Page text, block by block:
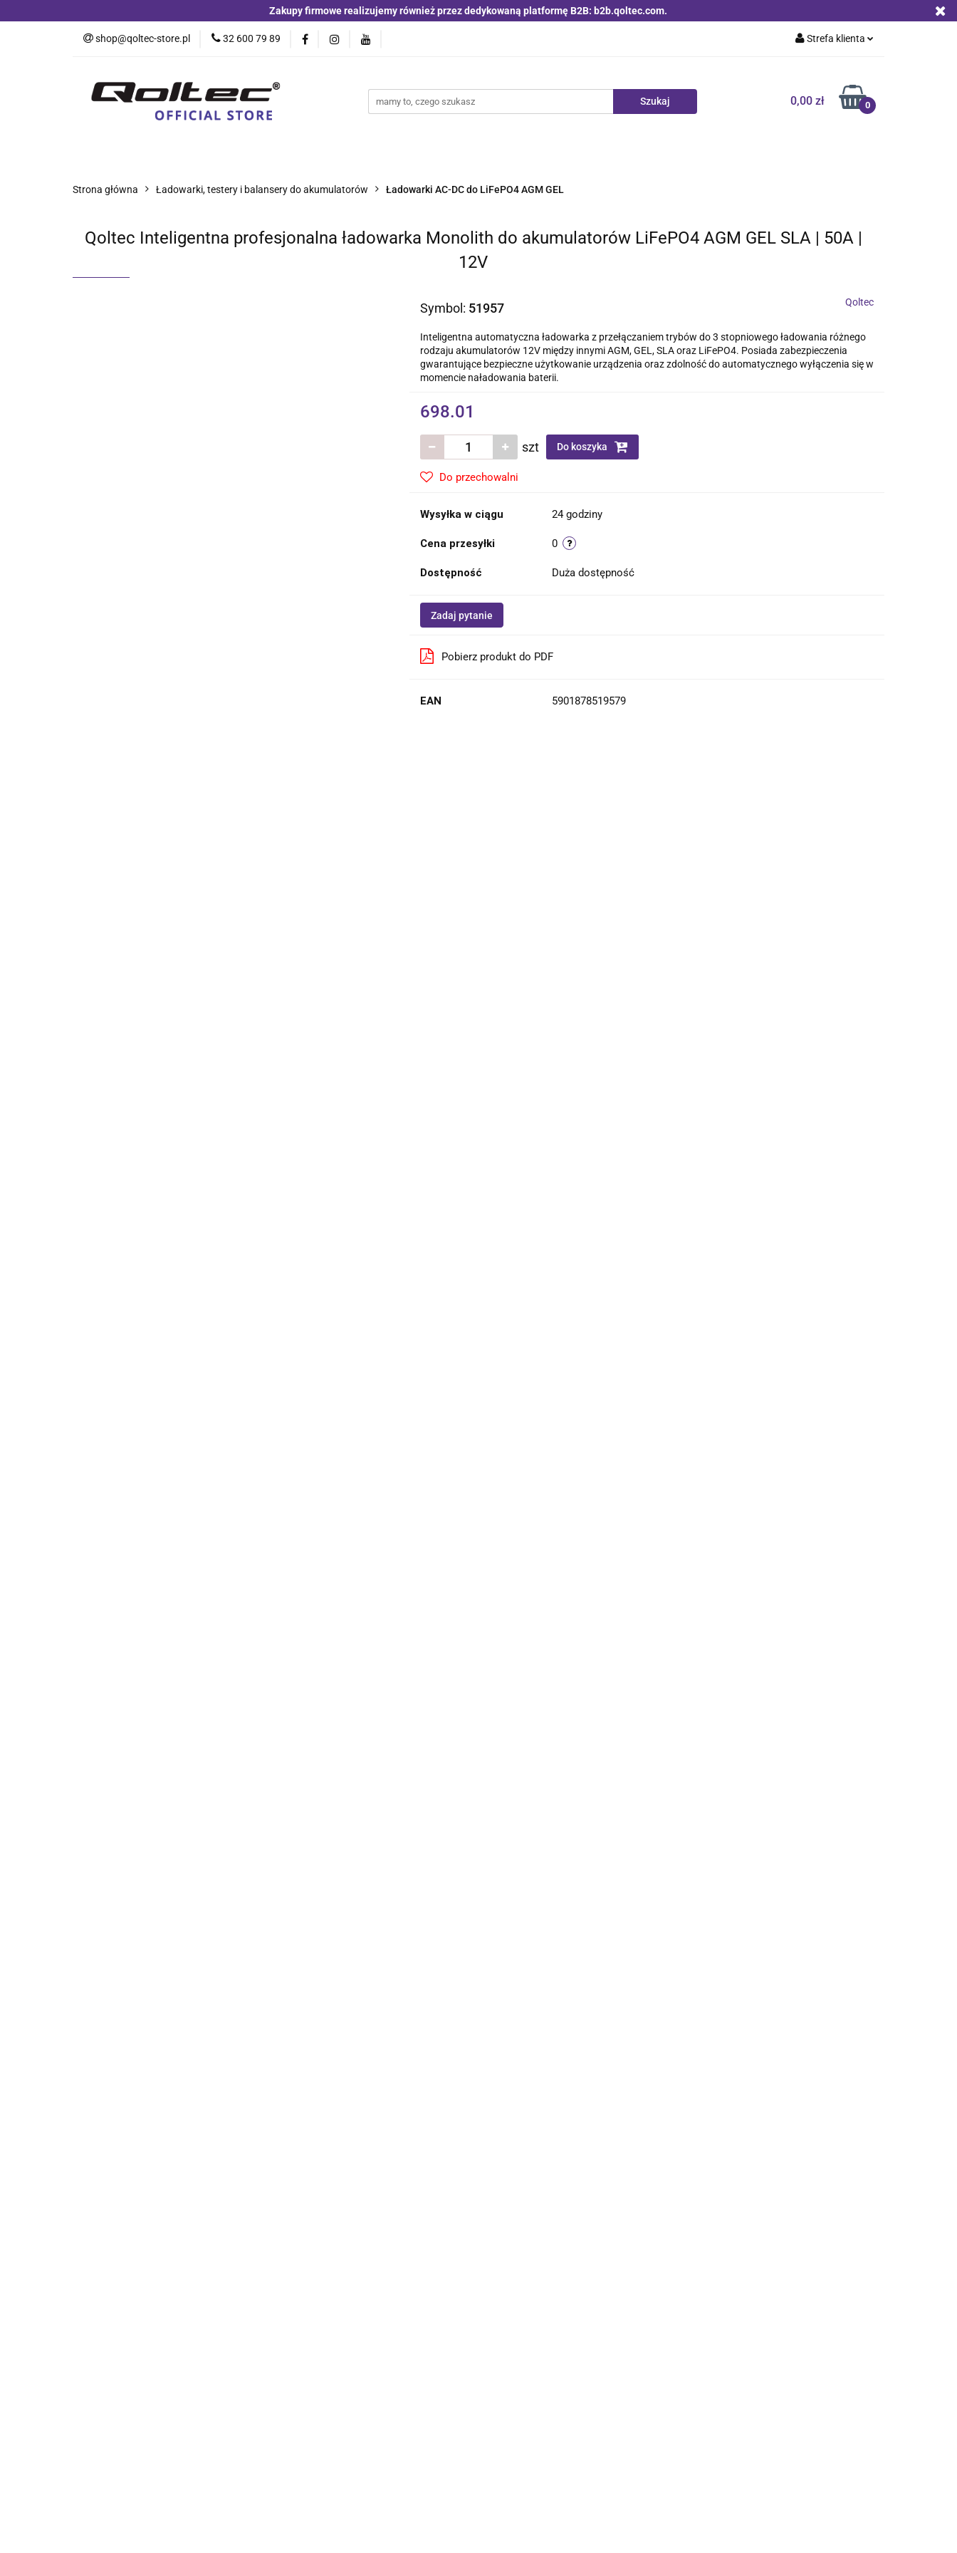
Zakupy firmowe realizujemy również przez dedykowaną platformę B2B: b2b.qoltec.com.
shop@qoltec-store.pl 32 600 79 89 Strefa klienta
Zarejestruj się
0,00 zł 0
Blog
Kategorie Czujniki i detektory Switche | Ethernet Anteny LTE 4G 5G
Strona główna Ładowarki, testery i balansery do akumulatorów Ładowarki AC-DC do LiFePO4 AGM GEL
Qoltec Inteligentna profesjonalna ładowarka Monolith do akumulatorów LiFePO4 AGM GEL SLA | 50A |
12V
Symbol: 51957 Qoltec
Inteligentna automatyczna ładowarka z przełączaniem trybów do 3 stopniowego ładowania różnego
rodzaju akumulatorów 12V między innymi AGM, GEL, SLA oraz LiFePO4. Posiada zabezpieczenia
gwarantujące bezpieczne użytkowanie urządzenia oraz zdolność do automatycznego wyłączenia się w
momencie naładowania baterii.
698.01
szt Do koszyka
Do przechowalni
Wysyłka w ciągu 24 godziny
Cena przesyłki 0
Dostępność Duża dostępność
Zadaj pytanie
Pobierz produkt do PDF
EAN 5901878519579